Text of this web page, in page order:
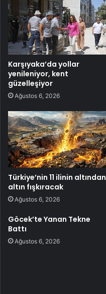
Karşıyaka’da yollar
yenileniyor, kent
güzelleşiyor
Ağustos 6, 2026
Türkiye’nin 11 ilinin altından
altın fışkıracak
Ağustos 6, 2026
Göcek’te Yanan Tekne
Battı
Ağustos 6, 2026